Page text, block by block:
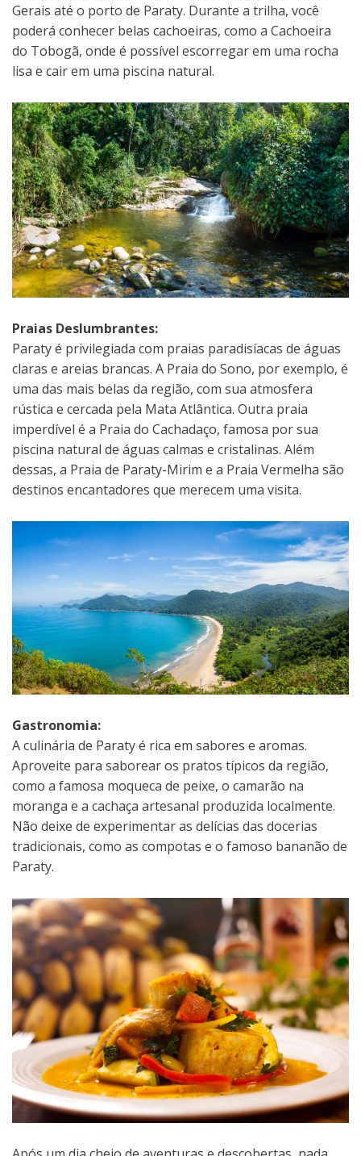
Gerais até o porto de Paraty. Durante a trilha, você
poderá conhecer belas cachoeiras, como a Cachoeira
do Tobogã, onde é possível escorregar em uma rocha
lisa e cair em uma piscina natural.
Praias Deslumbrantes:
Paraty é privilegiada com praias paradisíacas de águas
claras e areias brancas. A Praia do Sono, por exemplo, é
uma das mais belas da região, com sua atmosfera
rústica e cercada pela Mata Atlântica. Outra praia
imperdível é a Praia do Cachadaço, famosa por sua
piscina natural de águas calmas e cristalinas. Além
dessas, a Praia de Paraty-Mirim e a Praia Vermelha são
destinos encantadores que merecem uma visita.
Gastronomia:
A culinária de Paraty é rica em sabores e aromas.
Aproveite para saborear os pratos típicos da região,
como a famosa moqueca de peixe, o camarão na
moranga e a cachaça artesanal produzida localmente.
Não deixe de experimentar as delícias das docerias
tradicionais, como as compotas e o famoso bananão de
Paraty.